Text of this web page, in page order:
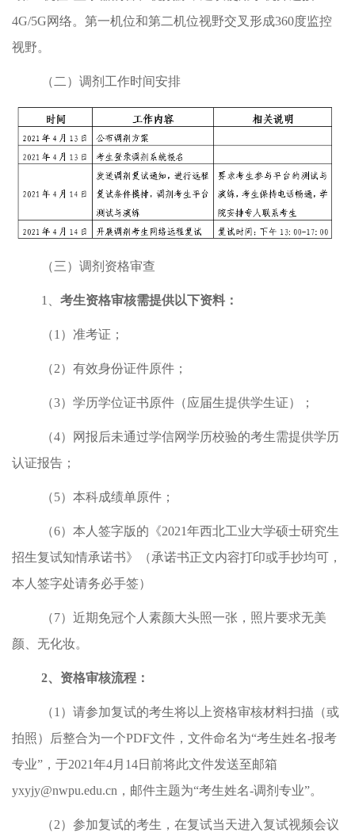
4G/5G网络。第一机位和第二机位视野交叉形成360度监控
视野。
（二）调剂工作时间安排
（三）调剂资格审查
1 考生资格审核需提供以下资料：
（1 ）准考证；
（2）有效身份证件原件；
（3）学历学位证书原件（应届生提供学生证）；
（4）网报后未通过学信网学历校验的考生需提供学历
认证报告；
（5）本科成绩单原件；
（6）本人签字版的《2021年西北工业大学硕士研究生
招生复试知情承诺书》（承诺书正文内容打印或手抄均可，
本人签字处请务必手签）
（7）近期免冠个人素颜大头照一张，照片要求无美
颜、无化妆。
2、资格审核流程：
（1 ） 请参加复试的考生将以上资格审核材料扫描（或
拍照）后整合为一个PDF文件，文件命名为“考生姓名-报考
专业” ，于2021年4月 14日前将此文件发送至邮箱
yxyjy@nwpu.edu.cn ，邮件主题为“考生姓名-调剂专业”。
（2）参加复试的考生，在复试当天进入复试视频会议